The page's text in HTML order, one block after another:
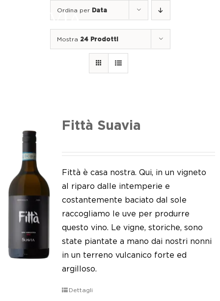
Il nostro lavoro
I nostri vigneti
Tappo a vite
Le nostre news
Ordina per Data
Mostra 24 Prodotti
Fittà Suavia
Fittà è casa nostra. Qui, in un vigneto
al riparo dalle intemperie e
costantemente baciato dal sole
raccogliamo le uve per produrre
questo vino. Le vigne, storiche, sono
state piantate a mano dai nostri nonni
in un terreno vulcanico forte ed
argilloso.
Dettagli